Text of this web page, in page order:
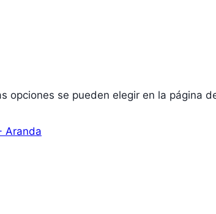
opciones se pueden elegir en la página